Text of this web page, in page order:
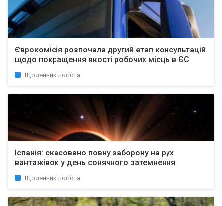
Єврокомісія розпочала другий етап консультацій
щодо покращення якості робочих місць в ЄС
Щоденник логіста
Іспанія: скасовано повну заборону на рух
вантажівок у день сонячного затемнення
Щоденник логіста